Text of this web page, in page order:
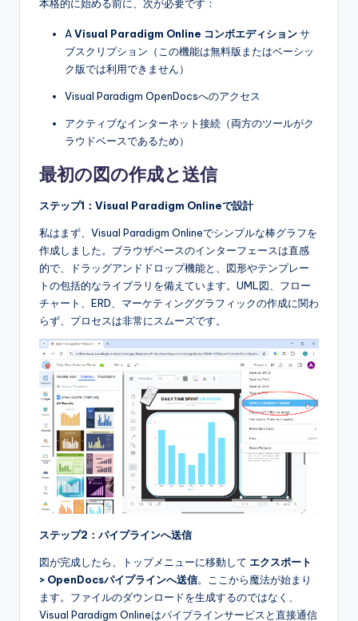
本格的に始める前に、次が必要です：
AVisual Paradigm Online コンボエディションサ
ブスクリプション（この機能は無料版またはベーシッ
ク版では利用できません）
Visual Paradigm OpenDocsへのアクセス
アクティブなインターネット接続（両方のツールがク
ラウドベースであるため）
最初の図の作成と送信
ステップ1：Visual Paradigm Onlineで設計
私はまず、Visual Paradigm Onlineでシンプルな棒グラフを
作成しました。ブラウザベースのインターフェースは直感
的で、ドラッグアンドドロップ機能と、図形やテンプレー
トの包括的なライブラリを備えています。UML図、フロー
チャート、ERD、マーケティンググラフィックの作成に関わ
らず、プロセスは非常にスムーズです。
ステップ2：パイプラインへ送信
図が完成したら、トップメニューに移動して エクスポート
> OpenDocsパイプラインへ送信。ここから魔法が始まり
ます。ファイルのダウンロードを生成するのではなく、
Visual Paradigm Onlineはパイプラインサービスと直接通信